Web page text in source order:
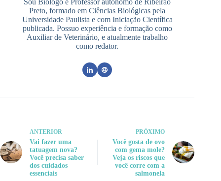
Sou Biólogo e Professor autônomo de Ribeirão
Preto, formado em Ciências Biológicas pela
Universidade Paulista e com Iniciação Científica
publicada. Possuo experiência e formação como
Auxiliar de Veterinário, e atualmente trabalho
como redator.
ANTERIOR
Vai fazer uma
tatuagem nova?
Você precisa saber
dos cuidados
essenciais
PRÓXIMO
Você gosta de ovo
com gema mole?
Veja os riscos que
você corre com a
salmonela